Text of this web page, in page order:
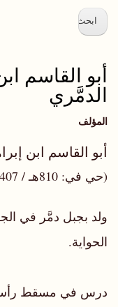
أبو القاسم
الدمَّري
المؤلف
أبو القاسم ابن
(حي في: 810هـ / 1407م)
ولد بجبل دمَّر في
الحواية.
درس في مسقط